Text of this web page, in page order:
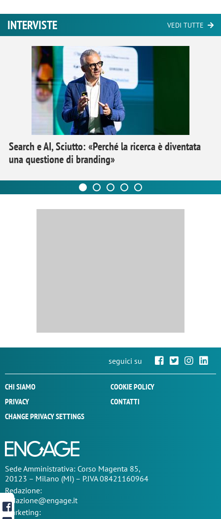
INTERVISTE VEDI TUTTE
Search e AI, Sciutto: «Perché la ricerca è diventata
una questione di branding»
seguici su
CHI SIAMO
COOKIE POLICY
PRIVACY
CONTATTI
CHANGE PRIVACY SETTINGS
SedeAmministrativa: Corso Magenta 85,
20123 – Milano (MI) – P.IVA 08421160964
Redazione:
redazione@engage.it
Marketing: